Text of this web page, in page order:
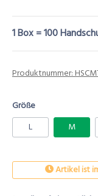
1 Box = 100
Produktnummer:
Größe
L
M
Artikel ist